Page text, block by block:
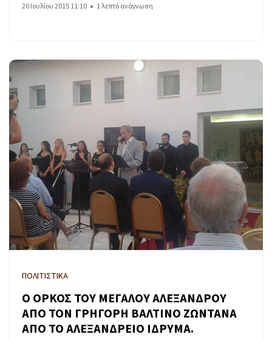
20 Ιουλίου 2015 11:10 1 λεπτό ανάγνωση
ΠΟΛΙΤΙΣΤΙΚΑ
Ο ΟΡΚΟΣ ΤΟΥ ΜΕΓΑΛΟΥ ΑΛΕΞΑΝΔΡΟΥ
ΑΠΟ ΤΟΝ ΓΡΗΓΟΡΗ ΒΑΛΤΙΝΟ ΖΩΝΤΑΝΑ
ΑΠΟ ΤΟ ΑΛΕΞΑΝΔΡΕΙΟ ΙΔΡΥΜΑ.